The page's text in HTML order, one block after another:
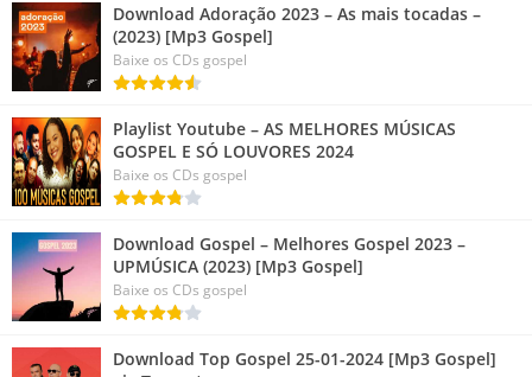
Download Adoração 2023 – As mais tocadas –
(2023) [Mp3 Gospel]
Baixe os CDs gospel
Playlist Youtube – AS MELHORES MÚSICAS
GOSPEL E SÓ LOUVORES 2024
Baixe os CDs gospel
Download Gospel – Melhores Gospel 2023 –
UPMÚSICA (2023) [Mp3 Gospel]
Baixe os CDs gospel
Download Top Gospel 25-01-2024 [Mp3 Gospel]